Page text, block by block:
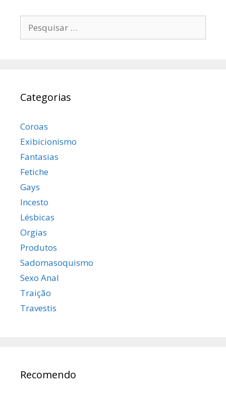
por:
Categorias
Coroas
Exibicionismo
Fantasias
Fetiche
Gays
Incesto
Lésbicas
Orgias
Produtos
Sadomasoquismo
Sexo Anal
Traição
Travestis
Recomendo